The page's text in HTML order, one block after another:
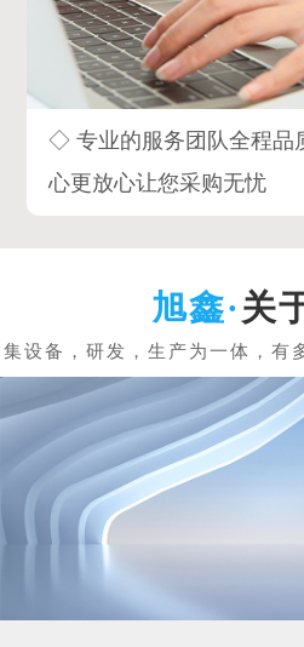
◇ 专业的服务团队全程品
心更放心让您采购无忧
关